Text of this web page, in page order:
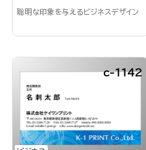
聡明な印象を与えるビジネスデザイン
c-1142